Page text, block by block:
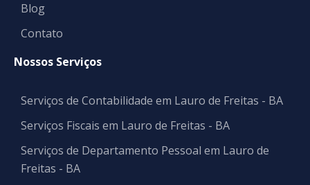
Blog
Contato
Nossos Serviços
Serviços de Contabilidade em Lauro de Freitas - BA
Serviços Fiscais em Lauro de Freitas - BA
Serviços de Departamento Pessoal em Lauro de
Freitas - BA